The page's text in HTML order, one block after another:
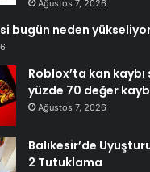
Ağustos 7, 2026
bugün neden
Roblox’ta kan kaybı
yüzde 70 değer
Ağustos 7, 2026
Balıkesir’de
2 Tutuklama